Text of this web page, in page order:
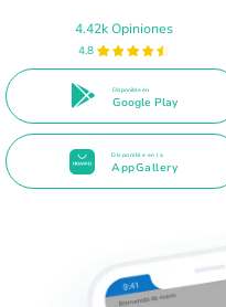
4.42k Opiniones
4.8
Disponible en
Google Play
Disponible en la
AppGallery